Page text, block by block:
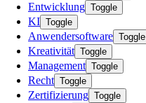
Entwicklung Toggle
KI Toggle
Anwendersoftware Toggle
Kreativität Toggle
Management Toggle
Recht Toggle
Zertifizierung Toggle